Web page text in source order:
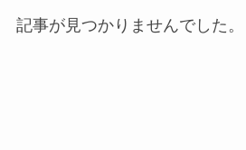
記事が見つかりませんでした。